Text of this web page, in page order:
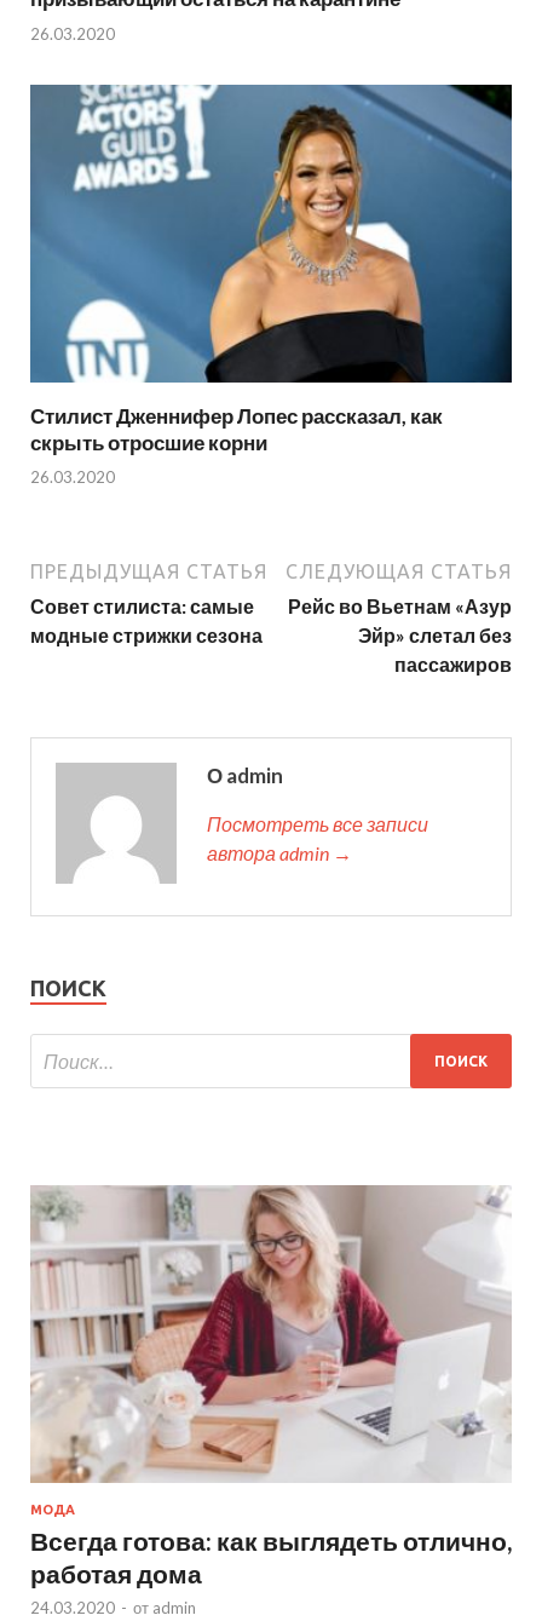
26.03.2020
Стилист Дженнифер Лопес рассказал, как
скрыть отросшие корни
26.03.2020
ПРЕДЫДУЩАЯ СТАТЬЯ
Совет стилиста: самые
модные стрижки сезона
СЛЕДУЮЩАЯ СТАТЬЯ
Рейс во Вьетнам «Азур
Эйр» слетал без
пассажиров
О admin
Посмотреть все записи
автора admin →
ПОИСК
МОДА
Всегда готова: как выглядеть отлично,
работая дома
24.03.2020 - от admin